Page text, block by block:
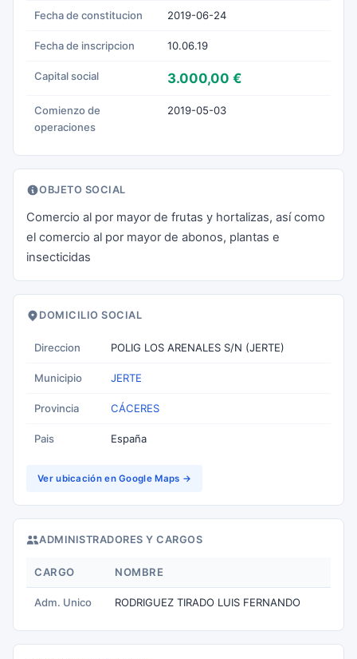
Fecha de constitucion 2019-06-24
Fecha de inscripcion 10.06.19
Capital social 3.000,00 €
Comienzo de
operaciones
2019-05-03
OBJETO SOCIAL
Comercio al por mayor de frutas y hortalizas, así como
el comercio al por mayor de abonos, plantas e
insecticidas
DOMICILIO SOCIAL
Direccion POLIG LOS ARENALES S/N (JERTE)
Municipio JERTE
Provincia CÁCERES
Pais España
Ver ubicación en Google Maps →
ADMINISTRADORES Y CARGOS
CARGO NOMBRE
Adm. Unico RODRIGUEZ TIRADO LUIS FERNANDO